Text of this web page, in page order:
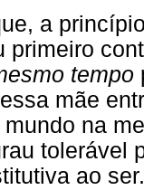
a
primeiro
tempo
mãe
na
tolerável
ao ser.